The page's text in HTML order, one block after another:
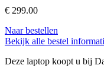
€ 299.00
Naar bestellen
Bekijk alle bestel
Deze laptop koopt u bij